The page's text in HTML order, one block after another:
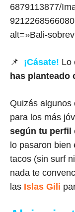
6879113877/
alt=»Bali-
📌 ¡Cásate! Lo
has planteado
Quizás algunos
para los más
según tu perfil
lo pasaron
tacos (sin surf
nada te
las Islas Gili